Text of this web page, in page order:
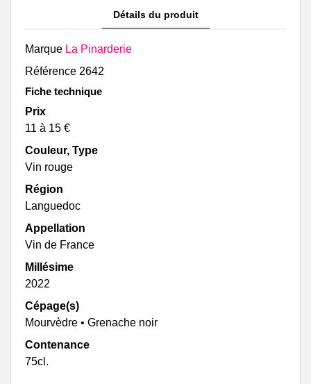
Détails du produit
Marque La Pinarderie
Référence 2642
Fiche technique
Prix
11 à 15 €
Couleur, Type
Vin rouge
Région
Languedoc
Appellation
Vin de France
Millésime
2022
Cépage(s)
Mourvèdre • Grenache noir
Contenance
75cl.